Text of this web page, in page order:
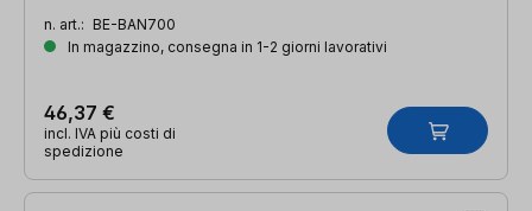
n. art.: BE-BAN700
In magazzino, consegna in 1-2 giorni lavorativi
46,37 €
incl. IVA più costi di
spedizione